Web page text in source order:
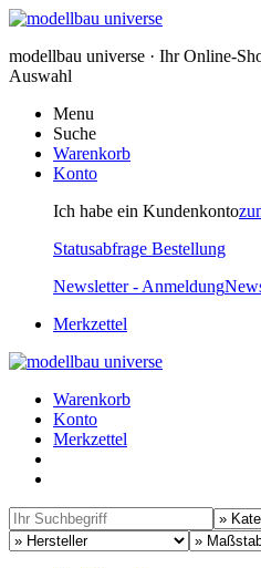
modellbau universe · Ihr Online-
Auswahl
Menu
Suche
Warenkorb
Konto
Ich habe ein Kundenkonto
Statusabfrage Bestellung
Newsletter - Anmeldung
Merkzettel
Warenkorb
Konto
Merkzettel